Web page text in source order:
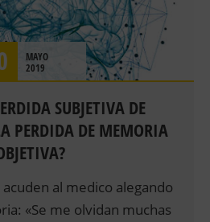
MAYO
2019
SUBJETIVA DE
PERDIDA DE MEMORIA
al medico alegando
«Se me olvidan muchas